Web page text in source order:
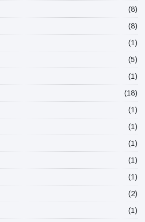
(8)
(8)
(1)
(5)
(1)
(18)
(1)
(1)
(1)
(1)
(1)
(2)
(1)